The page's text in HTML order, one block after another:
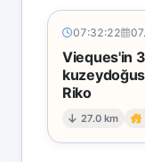
07:32:22
Vieques'in
Riko
27.0 km